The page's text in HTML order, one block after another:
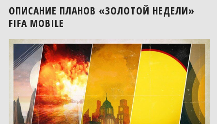
ОПИСАНИЕ ПЛАНОВ «ЗОЛОТОЙ НЕДЕЛИ»
FIFA MOBILE